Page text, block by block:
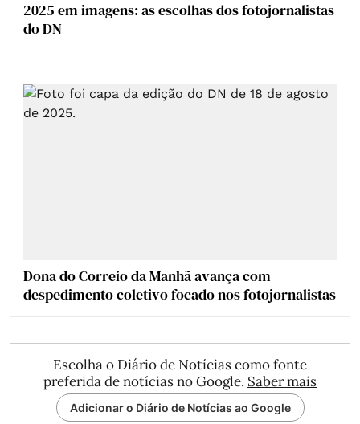
2025 em imagens: as escolhas dos fotojornalistas
do DN
Dona do Correio da Manhã avança com
despedimento coletivo focado nos fotojornalistas
Escolha o Diário de Notícias como fonte
preferida de notícias no Google. Saber mais
Adicionar o Diário de Notícias ao Google